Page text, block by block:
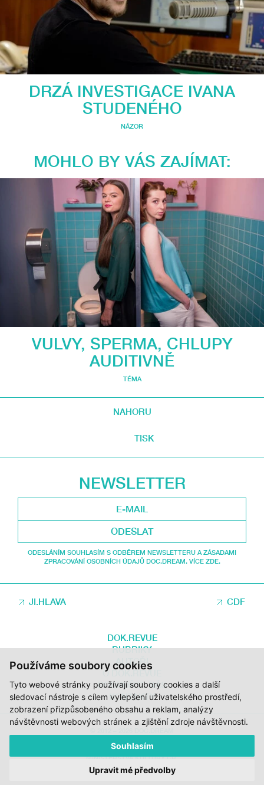
Používáme soubory cookies
Tyto webové stránky používají soubory cookies a další
sledovací nástroje s cílem vylepšení uživatelského prostředí,
zobrazení přizpůsobeného obsahu a reklam, analýzy
návštěvnosti webových stránek a zjištění zdroje návštěvnosti.
Souhlasím
Upravit mé předvolby
DRZÁ INVESTIGACE IVANA
STUDENÉHO
NÁZOR
MOHLO BY VÁS ZAJÍMAT:
VULVY, SPERMA, CHLUPY
AUDITIVNĚ
TÉMA
NAHORU
TISK
NEWSLETTER
ODESLAT
ODESLÁNÍM SOUHLASÍM S ODBĚREM NEWSLETTERU A ZÁSADAMI
ZPRACOVÁNÍ OSOBNÍCH ÚDAJŮ DOC.DREAM. VÍCE ZDE.
JI.HLAVA CDF
DOK.REVUE
RUBRIKY
AUTOŘI
O DOK.REVUE
PODPOŘTE NÁS
KONTAKTY
ZA PODPORY STÁTNÍHO FONDU KINEMATOGRAFIE, KRAJE VYSOČINA A
MINISTERSTVA KULTURY ČR.
DESIGN: HMSDESIGN KÓD: S2 STUDIO